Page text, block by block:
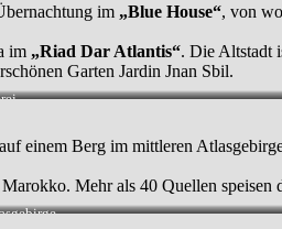
im „Blue House“, von
im „Riad Dar Atlantis“. Die Altstadt
Garten Jardin Jnan Sbil.
einem Berg im mittleren
Mehr als 40 Quellen speisen